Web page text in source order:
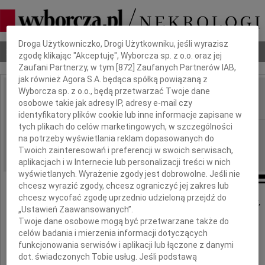
Nekrologi Odeszli Poradnik pogrzebowy
IMIĘ I NAZWISKO: Lidia Rzewuska
REGION: Opole
DATA EMISJI: 06.04.2018
Z głębokim smutkiem i żalem zawiadamiamy,
że dnia 4 kwietnia odeszła od nas
Lidia Rzewuska
Dbamy o Twoją prywatność
Droga Użytkowniczko, Drogi Użytkowniku, jeśli wyrazisz
zgodę klikając "Akceptuję", Wyborcza sp. z o.o. oraz jej
Zaufani Partnerzy, w tym [872 ] Zaufanych Partnerów IAB,
jak również Agora S.A. będąca spółką powiązaną z
Wyborcza sp. z o.o., będą przetwarzać Twoje dane
osobowe takie jak adresy IP, adresy e-mail czy
identyfikatory plików cookie lub inne informacje zapisane w
tych plikach do celów marketingowych, w szczególności
na potrzeby wyświetlania reklam dopasowanych do
Twoich zainteresowań i preferencji w swoich serwisach,
aplikacjach i w Internecie lub personalizacji treści w nich
wyświetlanych. Wyrażenie zgody jest dobrowolne. Jeśli nie
chcesz wyrazić zgody, chcesz ograniczyć jej zakres lub
chcesz wycofać zgodę uprzednio udzieloną przejdź do
„Ustawień Zaawansowanych”.
Twoje dane osobowe mogą być przetwarzane także do
celów badania i mierzenia informacji dotyczących
funkcjonowania serwisów i aplikacji lub łączone z danymi
dot. świadczonych Tobie usług. Jeśli podstawą